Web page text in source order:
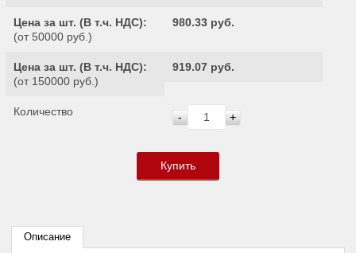
Цена за шт. (В т.ч. НДС):
(от 50000 руб.)
980.33 руб.
Цена за шт. (В т.ч. НДС):
(от 150000 руб.)
919.07 руб.
Количество - +
Купить
Описание